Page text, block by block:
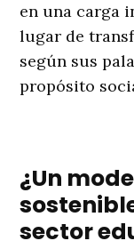
en una carga
lugar de
según sus
propósito
¿Un
sector